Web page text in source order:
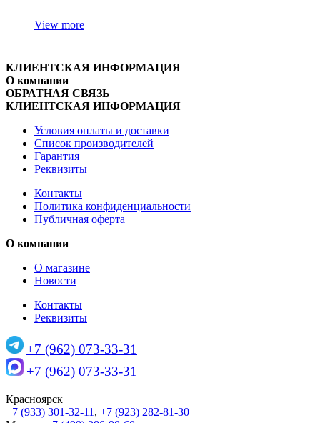
View more
КЛИЕНТСКАЯ ИНФОРМАЦИЯ
О компании
ОБРАТНАЯ СВЯЗЬ
КЛИЕНТСКАЯ ИНФОРМАЦИЯ
Условия оплаты и доставки
Список производителей
Гарантия
Реквизиты
Контакты
Политика конфиденциальности
Публичная оферта
О компании
О магазине
Новости
Контакты
Реквизиты
+7 (962) 073-33-31
+7 (962) 073-33-31
Красноярск
+7 (933) 301-32-11 , +7 (923) 282-81-30